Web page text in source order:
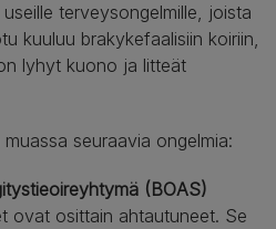
terveysongelmille, joista
kuuluu brakykefaalisiin koiriin,
lyhyt kuono ja litteät
seuraavia ongelmia:
(BOAS)
ovat osittain ahtautuneet. Se